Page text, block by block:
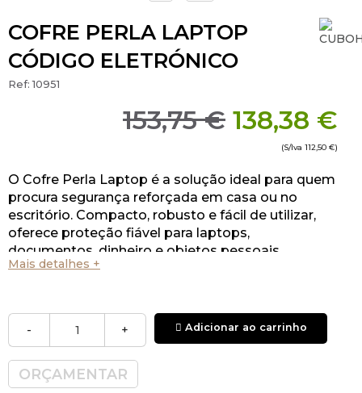
COFRE PERLA LAPTOP
CÓDIGO ELETRÓNICO
Ref:10951
153,75 € 138,38 €
(S/Iva 112,50 €)
O Cofre Perla Laptop é a solução ideal para quem
procura segurança reforçada em casa ou no
escritório. Compacto, robusto e fácil de utilizar,
oferece proteção fiável para laptops,
documentos, dinheiro e objetos pessoais.
Mais detalhes +
- + Adicionar ao carrinho
ORÇAMENTAR